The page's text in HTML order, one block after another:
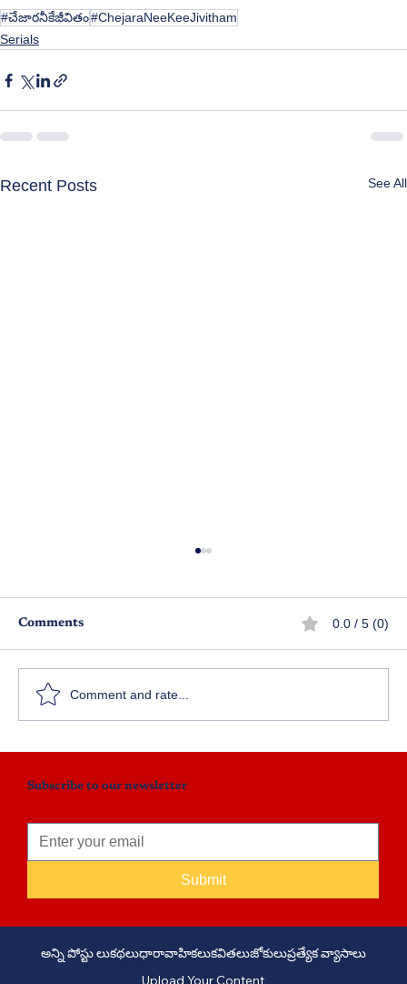
#చేజారనీకేజీవితం#ChejaraNeeKeeJivitham
Serials
Recent Posts See All
లైఫ్ ఈజ్ లవ్ - ఎపిసోడ్ 2
Comments 0.0 / 5 (0)
Comment and rate...
Subscribe to our newsletter
Submit
అన్ని పోస్టు లుకథలుధారావాహికలుకవితలుజోకులుప్రత్యేక వ్యాసాలు
Upload Your Content